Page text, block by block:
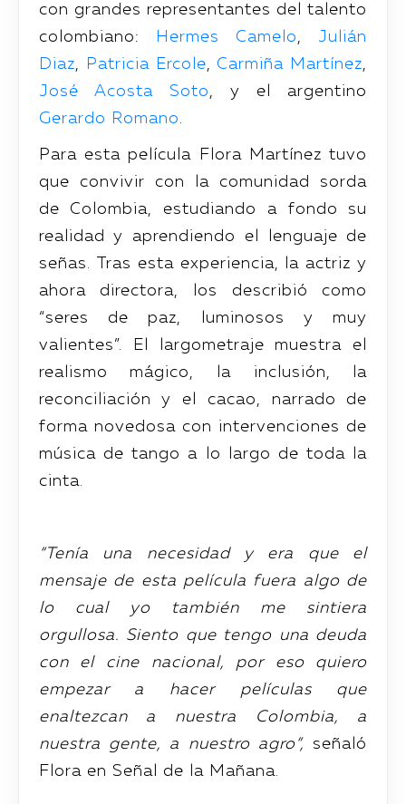
con grandes representantes del talento
colombiano: Hermes Camelo, Julián
Diaz, Patricia Ercole, Carmiña Martínez,
José Acosta Soto, y el argentino
Gerardo Romano.
Para esta película Flora Martínez tuvo
que convivir con la comunidad sorda
de Colombia, estudiando a fondo su
realidad y aprendiendo el lenguaje de
señas. Tras esta experiencia, la actriz y
ahora directora, los describió como
“seres de paz, luminosos y muy
valientes”. El largometraje muestra el
realismo mágico, la inclusión, la
reconciliación y el cacao, narrado de
forma novedosa con intervenciones de
música de tango a lo largo de toda la
cinta.
“Tenía una necesidad y era que el
mensaje de esta película fuera algo de
lo cual yo también me sintiera
orgullosa. Siento que tengo una deuda
con el cine nacional, por eso quiero
empezar a hacer películas que
enaltezcan a nuestra Colombia, a
nuestra gente, a nuestro agro”,
señaló
Flora en Señal de la Mañana.